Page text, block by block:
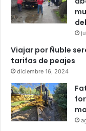
Viajar por Ñuble
tarifas de peajes
diciembre 16, 2024